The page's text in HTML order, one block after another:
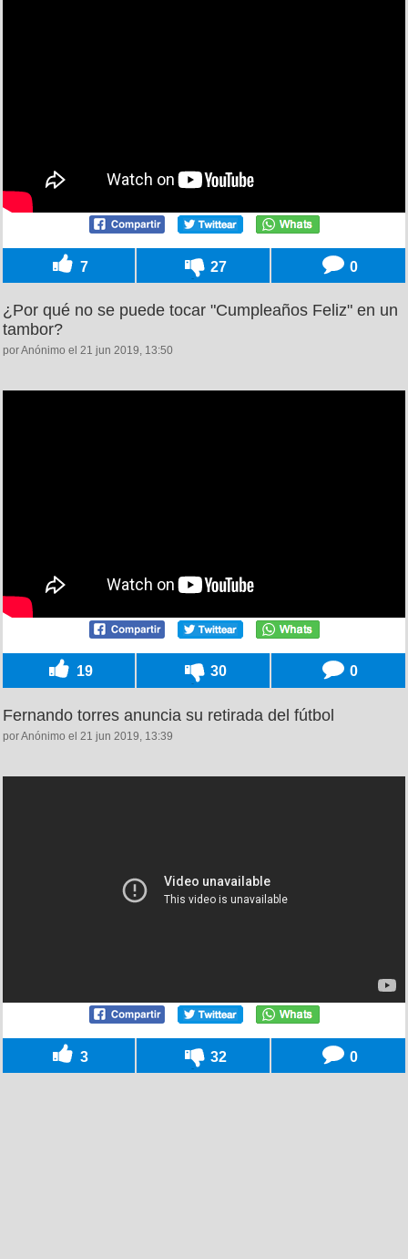
7 27 0
¿Por qué no se puede tocar "Cumpleaños Feliz" en un
tambor?
por Anónimo el 21 jun 2019, 13:50
19 30 0
Fernando torres anuncia su retirada del fútbol
por Anónimo el 21 jun 2019, 13:39
3 32 0